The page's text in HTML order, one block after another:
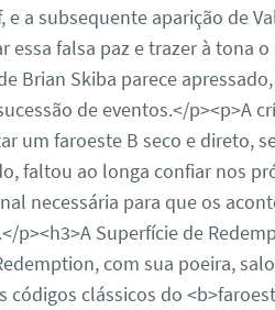
a subsequente aparição de
essa falsa paz e trazer à tona
Brian Skiba parece
de eventos.</p><p>A
um faroeste B seco e direto,
faltou ao longa confiar nos
necessária para que os
p><h3>A Superfície de
com sua poeira,
clássicos do